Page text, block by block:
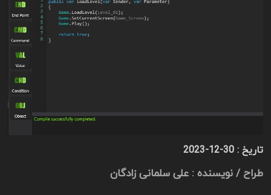
تاریخ :2023-12-30
طراح / نویسنده : علی سلمانی زادگان